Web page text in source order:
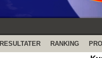
RESULTATER RANKING